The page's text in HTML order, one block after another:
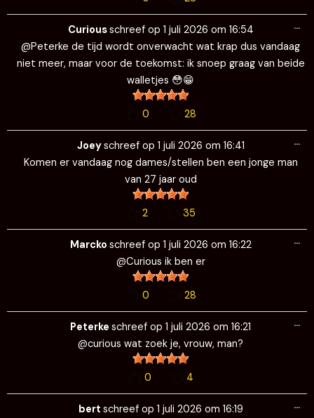
Curiousschreef op 1 juli 2026 om 16:54
@Peterke de tijd wordt onverwacht wat krap dus vandaag
niet meer, maar voor de toekomst: ik snoep graag van beide
walletjes 😳😁
0 28
…
Joeyschreef op 1 juli 2026 om 16:41
Komen er vandaag nog dames/stellen ben een jonge man
van 27 jaar oud
2 35
…
Marcko schreef op 1 juli 2026 om 16:22
@Curious ik ben er
0 28
…
Peterke schreef op 1 juli 2026 om 16:21
@curious wat zoek je, vrouw, man?
0 4
…
bert schreef op 1 juli 2026 om 16:19
…